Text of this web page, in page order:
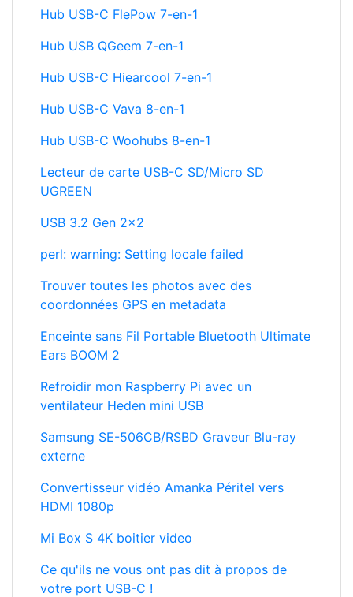
Hub USB-C FlePow 7-en-1
Hub USB QGeem 7-en-1
Hub USB-C Hiearcool 7-en-1
Hub USB-C Vava 8-en-1
Hub USB-C Woohubs 8-en-1
Lecteur de carte USB-C SD/Micro SD
UGREEN
USB 3.2 Gen 2x2
perl: warning: Setting locale failed
Trouver toutes les photos avec des
coordonnées GPS en metadata
Enceinte sans Fil Portable Bluetooth Ultimate
Ears BOOM 2
Refroidir mon Raspberry Pi avec un
ventilateur Heden mini USB
Samsung SE-506CB/RSBD Graveur Blu-ray
externe
Convertisseur vidéo Amanka Péritel vers
HDMI 1080p
Mi Box S 4K boitier video
Ce qu'ils ne vous ont pas dit à propos de
votre port USB-C !